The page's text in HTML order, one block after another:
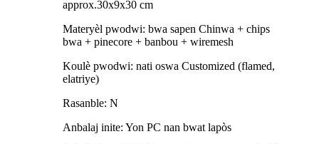
approx.30x9x30 cm
Materyèl pwodwi: bwa sapen Chinwa + chips
bwa + pinecore + banbou + wiremesh
Koulè pwodwi: nati oswa Customized (flamed,
elatriye)
Rasanble: N
Anbalaj inite: Yon PC nan bwat lapòs